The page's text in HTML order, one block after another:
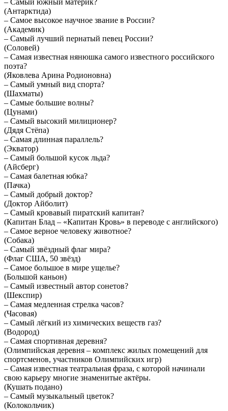
(Антарктида)
– Самое высокое научное звание в России?
(Академик)
– Самый лучший пернатый певец России?
(Соловей)
– Самая известная нянюшка самого известного российского
поэта?
(Яковлева Арина Родионовна)
– Самый умный вид спорта?
(Шахматы)
– Самые большие волны?
(Цунами)
– Самый высокий милиционер?
(Дядя Стёпа)
– Самая длинная параллель?
(Экватор)
– Самый большой кусок льда?
(Айсберг)
– Самая балетная юбка?
(Пачка)
– Самый добрый доктор?
(Доктор Айболит)
– Самый кровавый пиратский капитан?
(Капитан Блад – «Капитан Кровь» в переводе с английского)
– Самое верное человеку животное?
(Собака)
– Самый звёздный флаг мира?
(Флаг США, 50 звёзд)
– Самое большое в мире ущелье?
(Большой каньон)
– Самый известный автор сонетов?
(Шекспир)
– Самая медленная стрелка часов?
(Часовая)
– Самый лёгкий из химических веществ газ?
(Водород)
– Самая спортивная деревня?
(Олимпийская деревня – комплекс жилых помещений для
спортсменов, участников Олимпийских игр)
– Самая известная театральная фраза, с которой начинали
свою карьеру многие знаменитые актёры.
(Кушать подано)
– Самый музыкальный цветок?
(Колокольчик)